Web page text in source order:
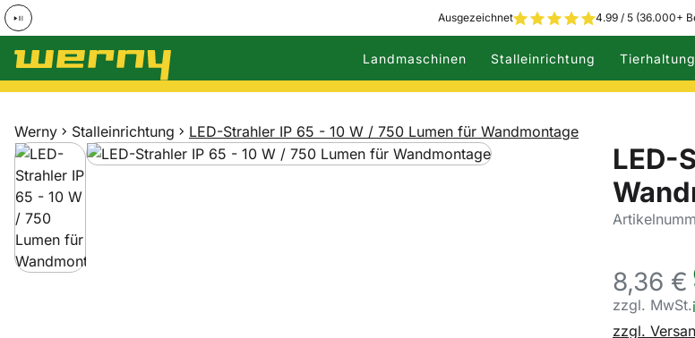
Ausgezeichnet 4.99 / 5 (36.000+
Zum Hauptinhalt springen
Landmaschinen Stalleinrichtung Tierhaltung
Werny Stalleinrichtung LED-Strahler IP 65 - 10 W / 750 Lumen für Wandmontage
Produktgalerie
Zur Kaufbox springen
LED-
8,36 €
zzgl. MwSt.
zzgl.